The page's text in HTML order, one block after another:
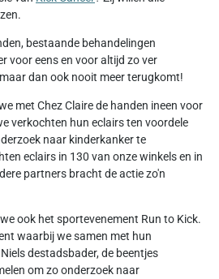
bestaande behandelingen
voor eens en voor altijd zo ver
dan ook nooit meer terugkomt!
met Chez Claire de handen ineen voor
verkochten hun eclairs ten voordele
naar kinderkanker te
eclairs in 130 van onze winkels en in
partners bracht de actie zo'n
ook het sportevenement Run to Kick.
waarbij we samen met hun
destadsbader, de beentjes
om zo onderzoek naar